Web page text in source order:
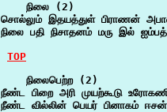
    நிலை (2)
சொல்லும் இதயத்துள் பிராணன்
நிலை பதி நிசாதனம் மரு இல்
TOP
    நிலைபெற்ற (2)
நீண்ட பிறை அரி முயற்கூடு
நீண்ட வில்லின் பெயர் பினாகம்